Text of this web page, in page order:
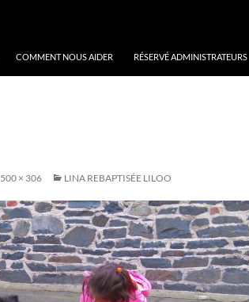
COMMENT NOUS AIDER RÉSERVÉ ADMINISTRATEURS
500 × 306 LINA REBAPTISÉE LILOO